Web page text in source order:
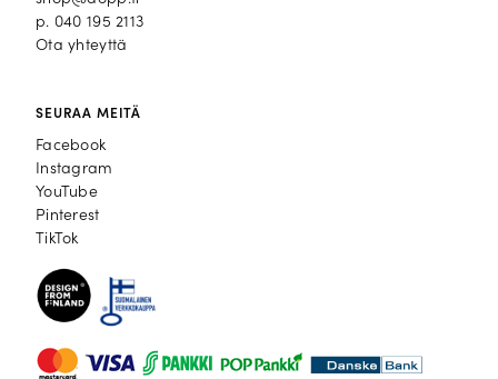
p. 040 195 2113
Ota yhteyttä
SEURAA MEITÄ
Facebook
Facebook
Instagram
Instagram
YouTube
YouTube
Pinterest
Pinterest
TikTok
TikTok